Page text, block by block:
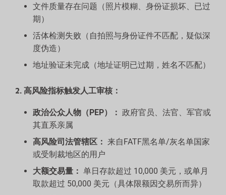
文件质量存在问题（照片模糊、身份证损坏、已过
期）
活体检测失败（自拍照与身份证件不匹配，疑似深
度伪造）
地址验证未完成（地址证明已过期，姓名不匹配）
2. 高风险指标触发人工审核：
政治公众人物（PEP）： 政府官员、法官、军官或
其直系亲属
高风险司法管辖区： 来自FATF黑名单/灰名单国家
或受制裁地区的用户
大额交易量： 单日存款超过 10,000 美元，或单月
取款超过 50,000 美元（具体限额因交易所而异）